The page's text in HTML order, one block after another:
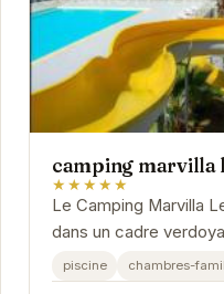
camping marvilla
★★★★★
Le Camping Marvilla
dans un cadre
vacances relaxantes.
piscine chambres-